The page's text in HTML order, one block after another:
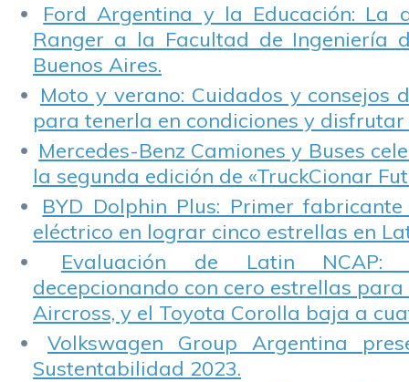
Ford Argentina y la Educación: La
Ranger a la Facultad de Ingeniería
Buenos Aires.
Moto y verano: Cuidados y consejos
para tenerla en condiciones y disfrutar
Mercedes-Benz Camiones y Buses
la segunda edición de «TruckCionar
BYD Dolphin Plus: Primer
eléctrico en lograr cinco estrellas en
Evaluación de Latin NCAP:
decepcionando con cero estrellas para
Aircross, y el Toyota Corolla baja a
Volkswagen Group Argentina
Sustentabilidad 2023.